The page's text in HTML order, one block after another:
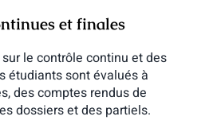
et finales
le contrôle continu et des
étudiants sont évalués à
des comptes rendus de
dossiers et des partiels.